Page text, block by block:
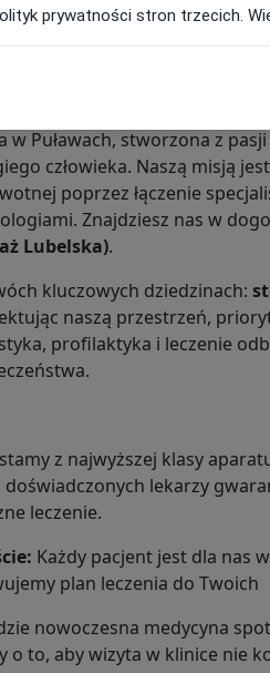
doświadczonych
Puławach, stworzona z
człowieka. Naszą misją jest
poprzez łączenie
Znajdziesz nas w
Lubelska).
kluczowych dziedzinach:
naszą przestrzeń,
profilaktyka i leczenie
z najwyższej klasy
lekarzy
leczenie.
Każdy pacjent jest dla nas
plan leczenia do Twoich
o to, aby wizyta w klinice nie
nowoczesna medycyna
prywatności stron trzecich.